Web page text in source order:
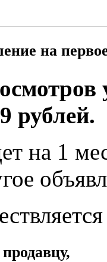
на
рублей.
на 1